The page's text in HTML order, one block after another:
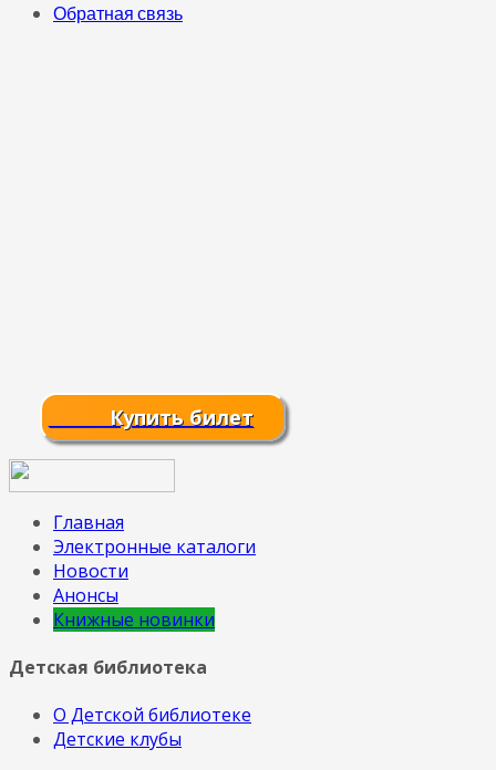
Обратная связь
Купить билет
Главная
Электронные каталоги
Новости
Анонсы
Книжные новинки
Детская библиотека
О Детской библиотеке
Детские клубы